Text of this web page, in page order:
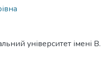
університет імені В.